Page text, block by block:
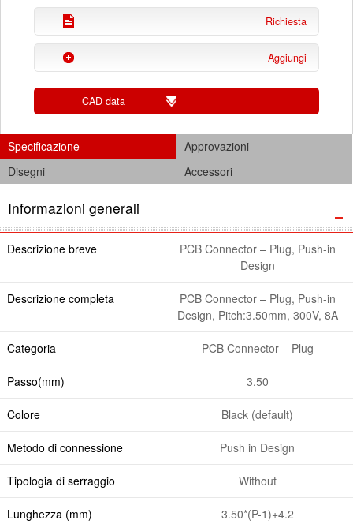
Richiesta
Aggiungi
CAD data
Specificazione
Approvazioni
Disegni
Accessori
Informazioni generali
Descrizione breve
PCB Connector – Plug, Push-in
Design
Descrizione completa
PCB Connector – Plug, Push-in
Design, Pitch:3.50mm, 300V, 8A
Categoria PCB Connector – Plug
Passo(mm) 3.50
Colore Black (default)
Metodo di connessione Push in Design
Tipologia di serraggio Without
Lunghezza (mm) 3.50*(P-1)+4.2